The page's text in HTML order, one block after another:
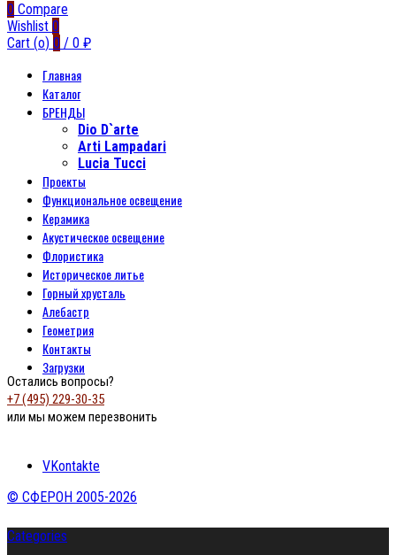
0 Compare
Wishlist 0
Cart (o) 0 / 0 ₽
Главная
Каталог
БРЕНДЫ
Dio D`arte
Arti Lampadari
Lucia Tucci
Проекты
Функциональное освещение
Керамика
Акустическое освещение
Флористика
Историческое литье
Горный хрусталь
Алебастр
Геометрия
Контакты
Загрузки
Остались вопросы?
+7 (495) 229-30-35
или мы можем перезвонить
VKontakte
© СФЕРОН 2005-2026
Categories